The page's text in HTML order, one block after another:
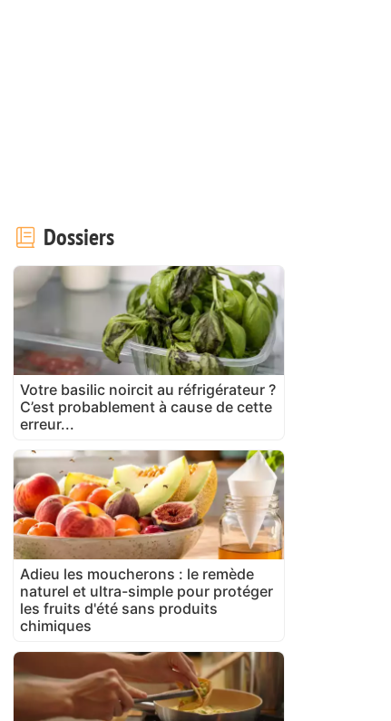
Dossiers
Votre basilic noircit au réfrigérateur ?
C’est probablement à cause de cette
erreur...
Adieu les moucherons : le remède
naturel et ultra-simple pour protéger
les fruits d'été sans produits
chimiques